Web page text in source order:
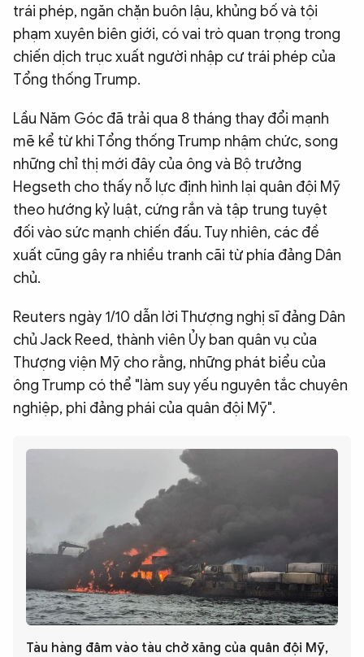
trái phép, ngăn chặn buôn lậu, khủng bố và tội
phạm xuyên biên giới, có vai trò quan trọng trong
chiến dịch trục xuất người nhập cư trái phép của
Tổng thống Trump.
Lầu Năm Góc đã trải qua 8 tháng thay đổi mạnh
mẽ kể từ khi Tổng thống Trump nhậm chức, song
những chỉ thị mới đây của ông và Bộ trưởng
Hegseth cho thấy nỗ lực định hình lại quân đội Mỹ
theo hướng kỷ luật, cứng rắn và tập trung tuyệt
đối vào sức mạnh chiến đấu. Tuy nhiên, các đề
xuất cũng gây ra nhiều tranh cãi từ phía đảng Dân
chủ.
Reuters ngày 1/10 dẫn lời Thượng nghị sĩ đảng Dân
chủ Jack Reed, thành viên Ủy ban quân vụ của
Thượng viện Mỹ cho rằng, những phát biểu của
ông Trump có thể "làm suy yếu nguyên tắc chuyên
nghiệp, phi đảng phái của quân đội Mỹ".
Tàu hàng đâm vào tàu chở xăng của quân đội Mỹ,